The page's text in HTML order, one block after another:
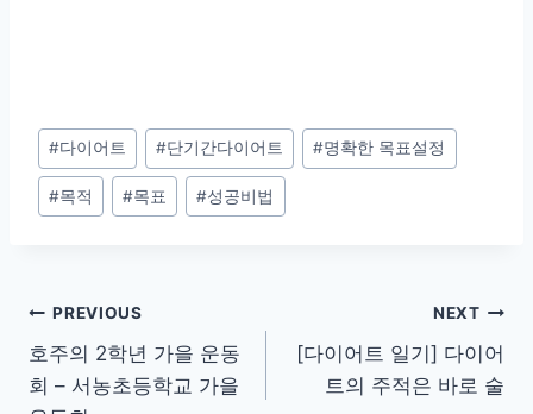
Post
Tags:
#다이어트 #단기간다이어트 #명확한 목표설정
#목적 #목표 #성공비법
Post
navigation
PREVIOUS
호주의 2학년 가을 운동
회 – 서농초등학교 가을
NEXT
[다이어트 일기] 다이어
트의 주적은 바로 술